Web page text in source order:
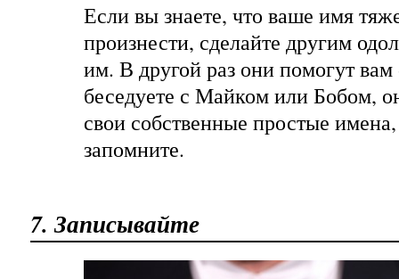
Если вы знаете, что ваше имя
произнести, сделайте другим
им. В другой раз они помогут
беседуете с Майком или Бобом,
свои собственные простые
запомните.
7. Записывайте